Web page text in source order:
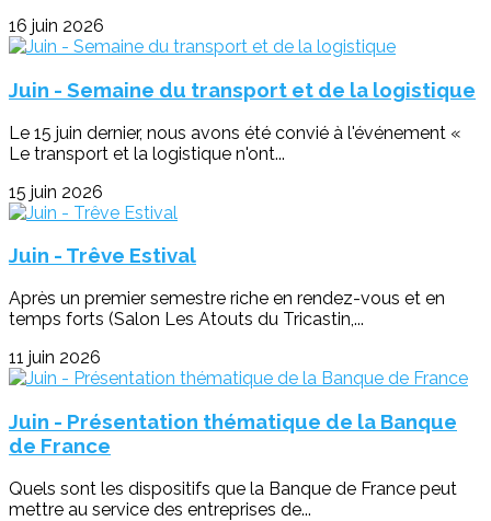
16 juin 2026
Juin - Semaine du transport et de la logistique
Le 15 juin dernier, nous avons été convié à l'événement «
Le transport et la logistique n'ont...
15 juin 2026
Juin - Trêve Estival
Après un premier semestre riche en rendez-vous et en
temps forts (Salon Les Atouts du Tricastin,...
11 juin 2026
Juin - Présentation thématique de la Banque
de France
Quels sont les dispositifs que la Banque de France peut
mettre au service des entreprises de...